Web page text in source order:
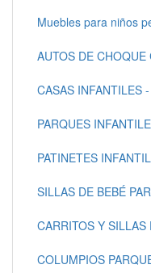
Muebles para niños
AUTOS DE CHOQUE
CASAS INFANTILES
PARQUES
PATINETES
SILLAS DE BEBÉ
CARRITOS Y SILLAS
COLUMPIOS